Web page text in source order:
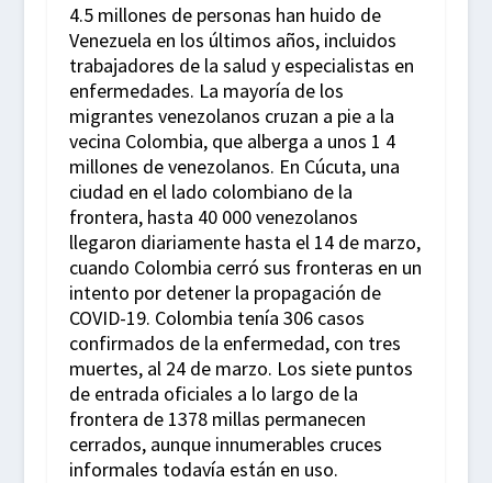
4.5 millones de personas han huido de
Venezuela en los últimos años, incluidos
trabajadores de la salud y especialistas en
enfermedades. La mayoría de los
migrantes venezolanos cruzan a pie a la
vecina Colombia, que alberga a unos 1 4
millones de venezolanos. En Cúcuta, una
ciudad en el lado colombiano de la
frontera, hasta 40 000 venezolanos
llegaron diariamente hasta el 14 de marzo,
cuando Colombia cerró sus fronteras en un
intento por detener la propagación de
COVID-19. Colombia tenía 306 casos
confirmados de la enfermedad, con tres
muertes, al 24 de marzo. Los siete puntos
de entrada oficiales a lo largo de la
frontera de 1378 millas permanecen
cerrados, aunque innumerables cruces
informales todavía están en uso.